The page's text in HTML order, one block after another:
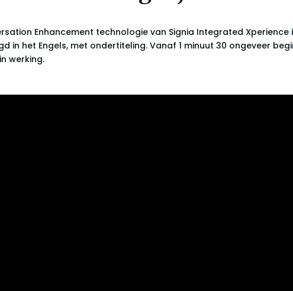
Enhancement technologie van Signia Integrated Xperience
het Engels, met ondertiteling. Vanaf 1 minuut 30 ongeveer
werking.